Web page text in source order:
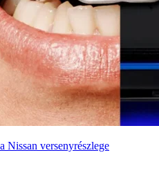
Nissan versenyrészlege